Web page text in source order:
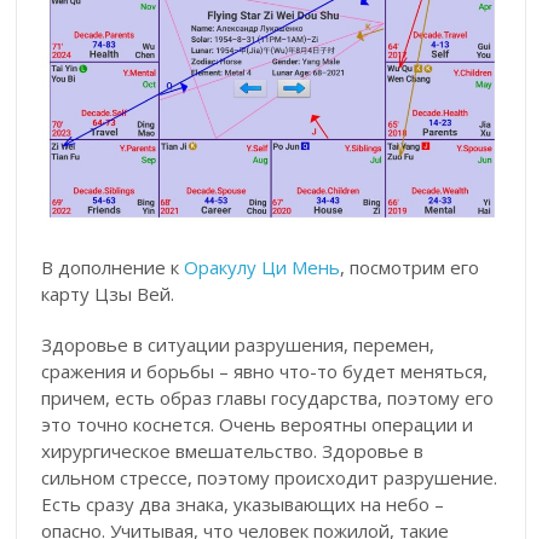
В дополнение кОракулу Ци Мень, посмотрим его
карту Цзы Вей.
Здоровье в ситуации разрушения, перемен,
сражения и борьбы – явно что-то будет меняться,
причем, есть образ главы государства, поэтому его
это точно коснется. Очень вероятны операции и
хирургическое вмешательство. Здоровье в
сильном стрессе, поэтому происходит разрушение.
Есть сразу два знака, указывающих на небо –
опасно. Учитывая, что человек пожилой, такие